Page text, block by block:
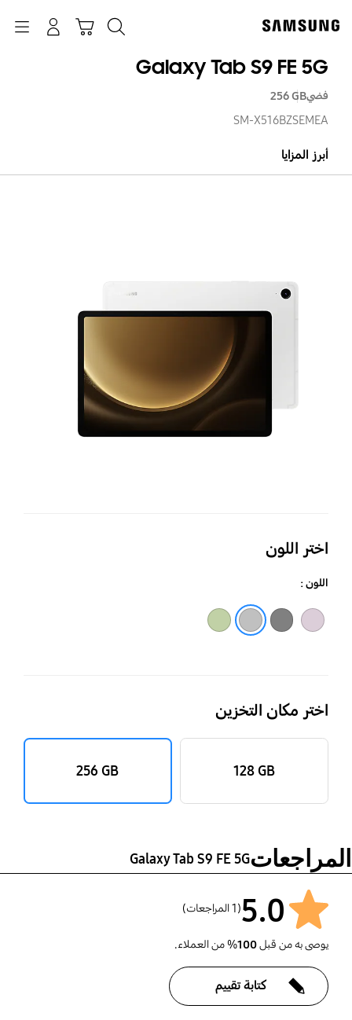
Galaxy Tab S9 FE 5G
فضي‎256 GB‎
SM-X516BZSEMEA
أبرز المزايا
اختر اللون
اللون :
اختر مكان التخزين
‎128 GB‎
‎256 GB‎
المراجعاتGalaxy Tab S9 FE 5G
5.0(1 المراجعات)
يوصى به من قبل100% من العملاء.
كتابة تقييم